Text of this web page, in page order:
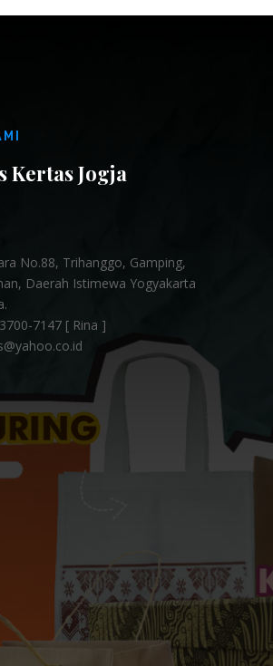
Kertas Jogja
No.88, Trihanggo, Gamping,
Daerah Istimewa Yogyakarta
7147 [ Rina ]